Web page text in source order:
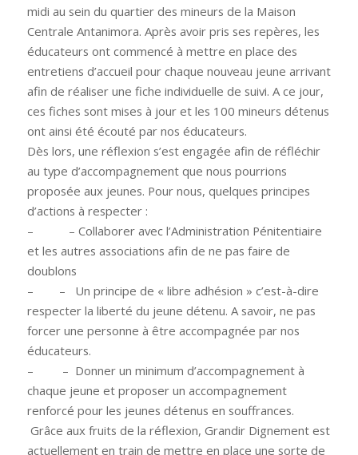
midi au sein du quartier des mineurs de la Maison
Centrale Antanimora. Après avoir pris ses repères, les
éducateurs ont commencé à mettre en place des
entretiens d’accueil pour chaque nouveau jeune arrivant
afin de réaliser une fiche individuelle de suivi. A ce jour,
ces fiches sont mises à jour et les 100 mineurs détenus
ont ainsi été écouté par nos éducateurs.
Dès lors, une réflexion s’est engagée afin de réfléchir
au type d’accompagnement que nous pourrions
proposée aux jeunes. Pour nous, quelques principes
d’actions à respecter :
– – Collaborer avec l’Administration Pénitentiaire
et les autres associations afin de ne pas faire de
doublons
– – Un principe de « libre adhésion » c’est-à-dire
respecter la liberté du jeune détenu. A savoir, ne pas
forcer une personne à être accompagnée par nos
éducateurs.
– – Donner un minimum d’accompagnement à
chaque jeune et proposer un accompagnement
renforcé pour les jeunes détenus en souffrances.
Grâce aux fruits de la réflexion, Grandir Dignement est
actuellement en train de mettre en place une sorte de